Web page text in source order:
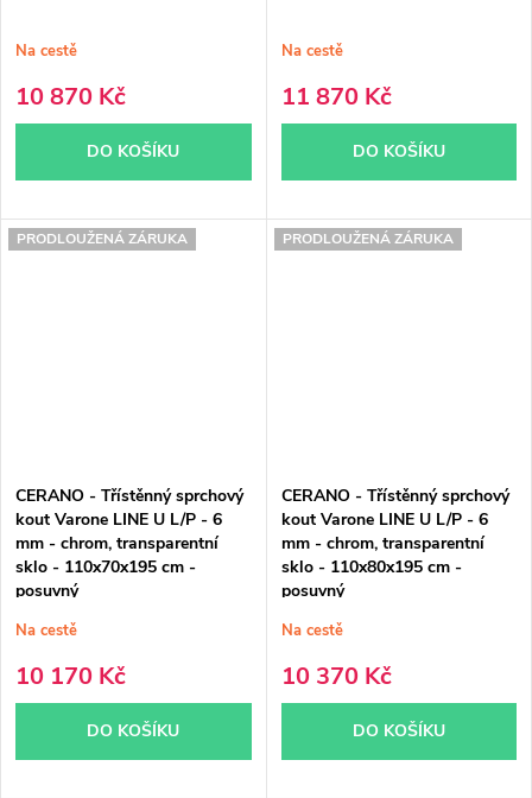
Na cestě
10 870 Kč
DO KOŠÍKU
Na cestě
11 870 Kč
DO KOŠÍKU
PRODLOUŽENÁ ZÁRUKA
CERANO - Třístěnný sprchový
kout Varone LINE U L/P - 6
mm - chrom, transparentní
sklo - 110x70x195 cm -
posuvný
Na cestě
10 170 Kč
DO KOŠÍKU
PRODLOUŽENÁ ZÁRUKA
CERANO - Třístěnný sprchový
kout Varone LINE U L/P - 6
mm - chrom, transparentní
sklo - 110x80x195 cm -
posuvný
Na cestě
10 370 Kč
DO KOŠÍKU